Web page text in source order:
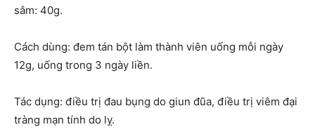
sâm: 40g.
Cách dùng: đem tán bột làm thành viên uống mỗi ngày
12g, uống trong 3 ngày liền.
Tác dụng: điều trị đau bụng do giun đũa, điều trị viêm đại
tràng mạn tính do lỵ.